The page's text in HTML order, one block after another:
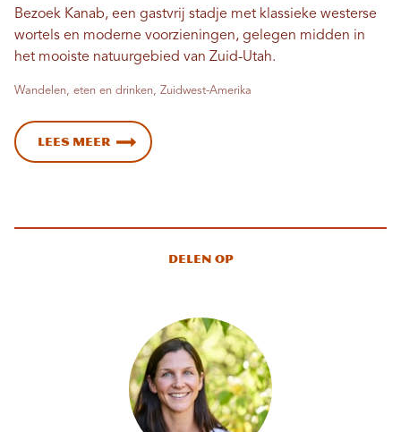
Bezoek Kanab, een gastvrij stadje met klassieke westerse
wortels en moderne voorzieningen, gelegen midden in
het mooiste natuurgebied van Zuid-Utah.
Wandelen, eten en drinken, Zuidwest-Amerika
Lees meer
Delen op